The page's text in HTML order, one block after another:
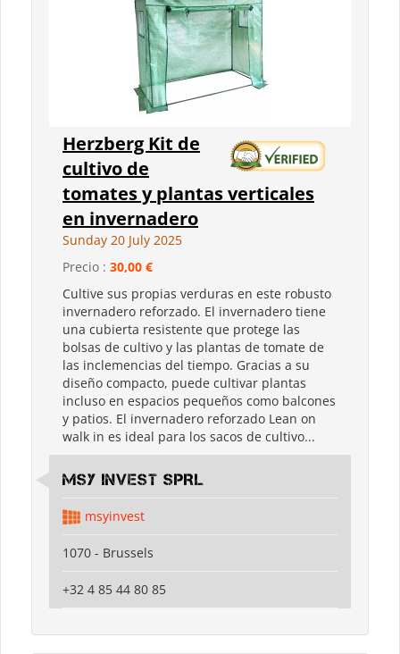
Herzberg Kit de
cultivo de
tomates y plantas verticales
en invernadero
Sunday 20 July 2025
Precio : 30,00 €
Cultive sus propias verduras en este robusto
invernadero reforzado. El invernadero tiene
una cubierta resistente que protege las
bolsas de cultivo y las plantas de tomate de
las inclemencias del tiempo. Gracias a su
diseño compacto, puede cultivar plantas
incluso en espacios pequeños como balcones
y patios. El invernadero reforzado Lean on
walk in es ideal para los sacos de cultivo...
MSY INVEST SPRL
msyinvest
1070 - Brussels
+32 4 85 44 80 85